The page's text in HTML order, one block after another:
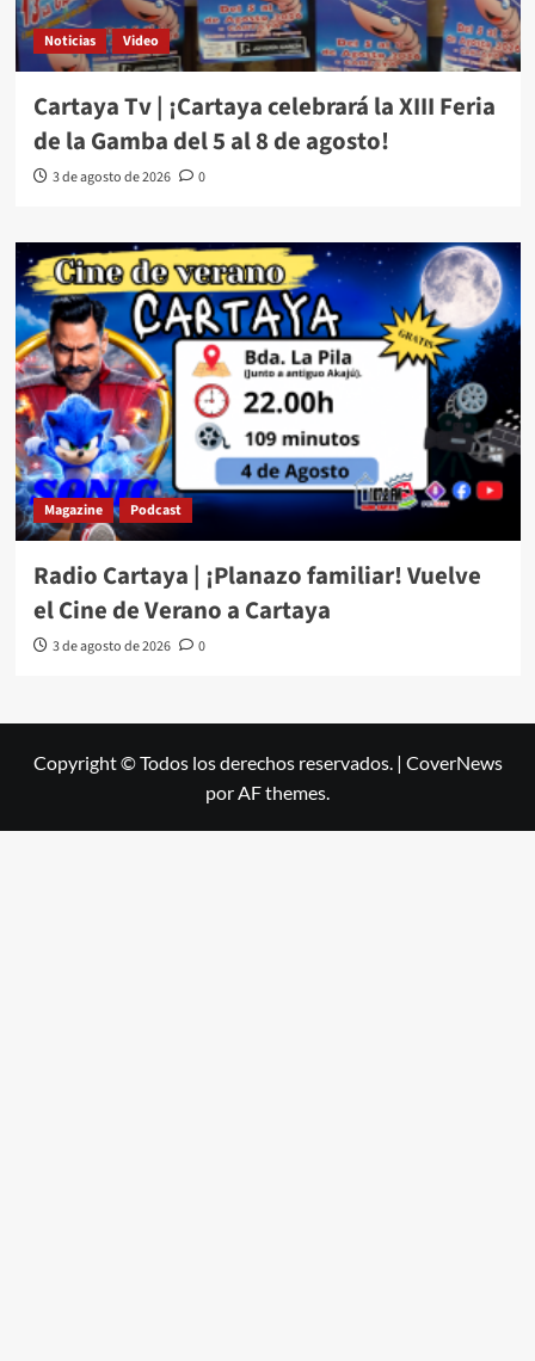
Noticias Video
Cartaya Tv | ¡Cartaya celebrará la XIII Feria
de la Gamba del 5 al 8 de agosto!
3 de agosto de 2026 0
Magazine Podcast
Radio Cartaya | ¡Planazo familiar! Vuelve
el Cine de Verano a Cartaya
3 de agosto de 2026 0
Copyright © Todos los derechos reservados. | CoverNews
por AF themes.